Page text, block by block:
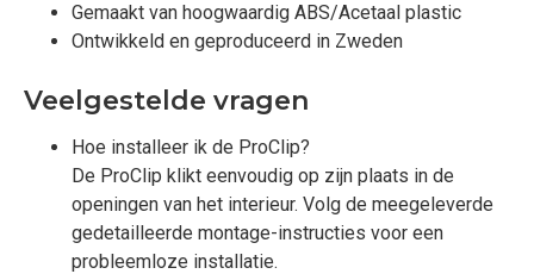
Gemaakt van hoogwaardig ABS/Acetaal plastic
Ontwikkeld en geproduceerd in Zweden
Veelgestelde vragen
Hoe installeer ik de ProClip?
De ProClip klikt eenvoudig op zijn plaats in de
openingen van het interieur. Volg de meegeleverde
gedetailleerde montage-instructies voor een
probleemloze installatie.